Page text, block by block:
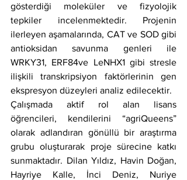
gösterdiği moleküler ve fizyolojik
tepkiler incelenmektedir. Projenin
ilerleyen aşamalarında, CAT ve SOD gibi
antioksidan savunma genleri ile
WRKY31, ERF84ve LeNHX1 gibi stresle
ilişkili transkripsiyon faktörlerinin gen
ekspresyon düzeyleri analiz edilecektir.
Çalışmada aktif rol alan lisans
öğrencileri, kendilerini “agriQueens”
olarak adlandıran gönüllü bir araştırma
grubu oluşturarak proje sürecine katkı
sunmaktadır. Dilan Yıldız, Havin Doğan,
Hayriye Kalle, İnci Deniz, Nuriye